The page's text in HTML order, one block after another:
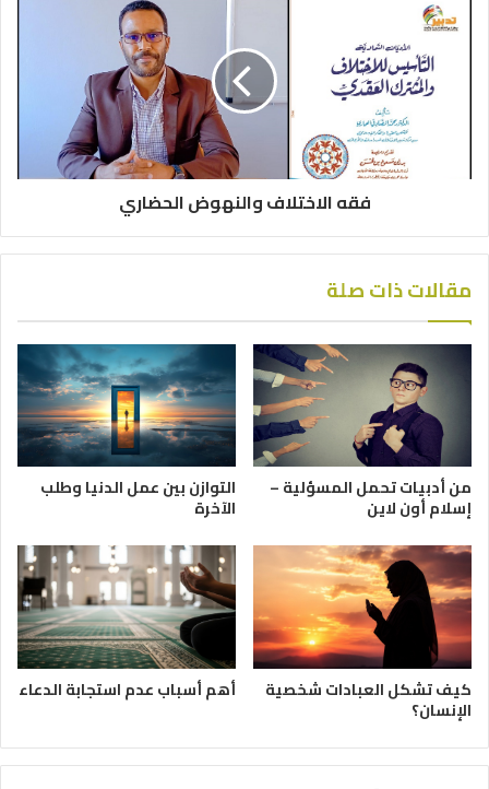
فقه الاختلاف والنهوض الحضاري
مقالات ذات صلة
من أدبيات تحمل المسؤلية –
إسلام أون لاين
التوازن بين عمل الدنيا وطلب
الآخرة
كيف تشكل العبادات شخصية
الإنسان؟
أهم أسباب عدم استجابة الدعاء